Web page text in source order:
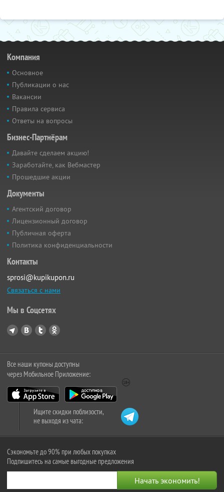
Компания
Основное
Публикации о нас
Вакансии
Правила сервиса
Ответы на вопросы
Бизнес-Партнёрам
Давайте сделаем акцию!
Заработайте, как Вебмастер
Прошедшие акции
Документы
Агентский договор
Лицензионный договор
Публичная оферта
Политика конфиденциальности
Контакты
sprosi@kupikupon.ru
Связаться с нами
Мы в Соцсетях
Все наши купоны доступны
через Мобильное Приложение:
Ищите скидки поблизости,
не выходя из чата:
Сэкономьте до 90% при любых покупках
Подпишитесь на самые выгодные предложения